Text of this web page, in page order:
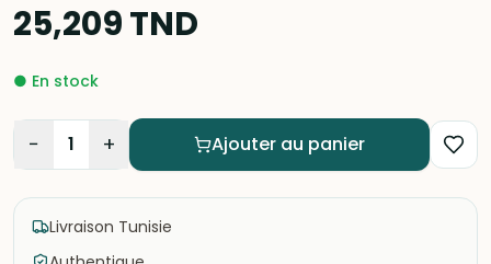
25,209TND
● En stock
− 1 + Ajouter au panier
Livraison Tunisie